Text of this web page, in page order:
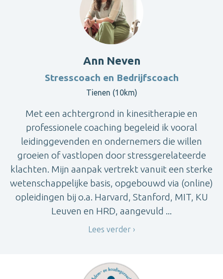
Ann Neven
Stresscoach en Bedrijfscoach
Tienen (10km)
Met een achtergrond in kinesitherapie en
professionele coaching begeleid ik vooral
leidinggevenden en ondernemers die willen
groeien of vastlopen door stressgerelateerde
klachten. Mijn aanpak vertrekt vanuit een sterke
wetenschappelijke basis, opgebouwd via (online)
opleidingen bij o.a. Harvard, Stanford, MIT, KU
Leuven en HRD, aangevuld ...
Lees verder